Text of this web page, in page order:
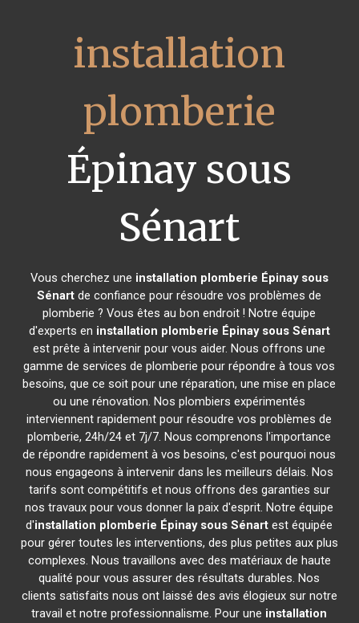
installation
plomberie
Épinay sous
Sénart
Vous cherchez une installation plomberie Épinay sous
Sénart de confiance pour résoudre vos problèmes de
plomberie ? Vous êtes au bon endroit ! Notre équipe
d'experts en installation plomberie Épinay sous Sénart
est prête à intervenir pour vous aider. Nous offrons une
gamme de services de plomberie pour répondre à tous vos
besoins, que ce soit pour une réparation, une mise en place
ou une rénovation. Nos plombiers expérimentés
interviennent rapidement pour résoudre vos problèmes de
plomberie, 24h/24 et 7j/7. Nous comprenons l'importance
de répondre rapidement à vos besoins, c'est pourquoi nous
nous engageons à intervenir dans les meilleurs délais. Nos
tarifs sont compétitifs et nous offrons des garanties sur
nos travaux pour vous donner la paix d'esprit. Notre équipe
d'installation plomberie Épinay sous Sénart est équipée
pour gérer toutes les interventions, des plus petites aux plus
complexes. Nous travaillons avec des matériaux de haute
qualité pour vous assurer des résultats durables. Nos
clients satisfaits nous ont laissé des avis élogieux sur notre
travail et notre professionnalisme. Pour une installation